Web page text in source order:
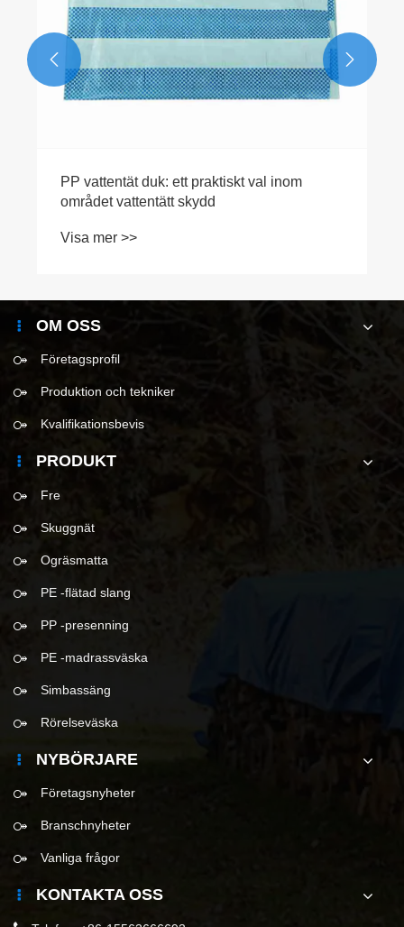
​PP vattentät duk: ett praktiskt val inom
området vattentätt skydd
Visa mer >>
 
OM OSS
Företagsprofil
Produktion och tekniker
Kvalifikationsbevis
PRODUKT
Fre
Skuggnät
Ogräsmatta
PE -flätad slang
PP -presenning
PE -madrassväska
Simbassäng
Rörelseväska
NYBÖRJARE
Företagsnyheter
Branschnyheter
Vanliga frågor
KONTAKTA OSS